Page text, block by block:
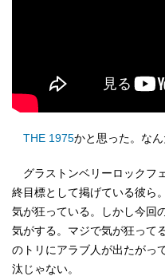
THE 1975かと思った。な
グラストンベリーロックフ
終目標として掲げている彼ら
気が狂っている。しかし今回
気がする。マジで気が狂って
のトリにアラブ人が出たがっ
汰じゃない。